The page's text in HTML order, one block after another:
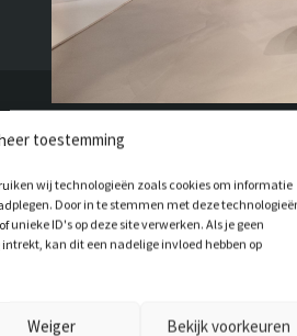
toestemming
wij technologieën zoals cookies om informatie
Door in te stemmen met deze
unieke ID's op deze site verwerken. Als je geen
kan dit een nadelige invloed hebben op
Weiger Bekijk voorkeuren